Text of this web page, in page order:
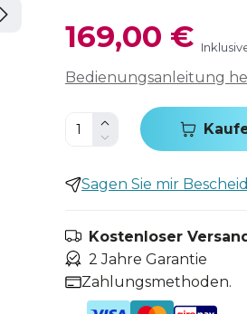
169,00 €
Bedienungsanleitung
Sagen Sie mir
Kostenloser
2 Jahre Garantie
Zahlungsmethoden.